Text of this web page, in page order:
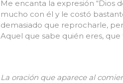
Me encanta la expresión “Dios
mucho con él y le costó
demasiado que reprocharle,
Aquel que sabe quién eres,
La oración que aparece al